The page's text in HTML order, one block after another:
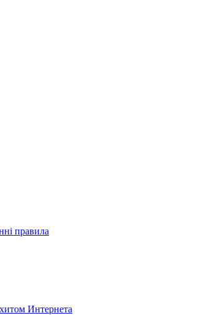
правила
Интернета